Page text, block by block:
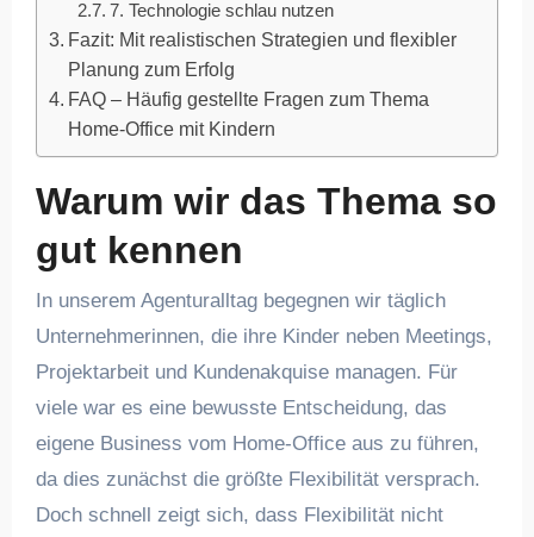
7. Technologie schlau nutzen
Fazit: Mit realistischen Strategien und flexibler
Planung zum Erfolg
FAQ – Häufig gestellte Fragen zum Thema
Home-Office mit Kindern
Warum wir das Thema so
gut kennen
In unserem Agenturalltag begegnen wir täglich
Unternehmerinnen, die ihre Kinder neben Meetings,
Projektarbeit und Kundenakquise managen. Für
viele war es eine bewusste Entscheidung, das
eigene Business vom Home-Office aus zu führen,
da dies zunächst die größte Flexibilität versprach.
Doch schnell zeigt sich, dass Flexibilität nicht